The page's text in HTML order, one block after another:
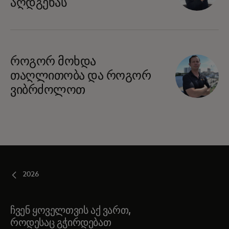
აღდგენას
როგორ მოხდა
თაღლითობა და როგორ
ვიბრძოლოთ
2026
ჩვენ ყოველთვის აქ ვართ,
როდესაც გჭირდებათ